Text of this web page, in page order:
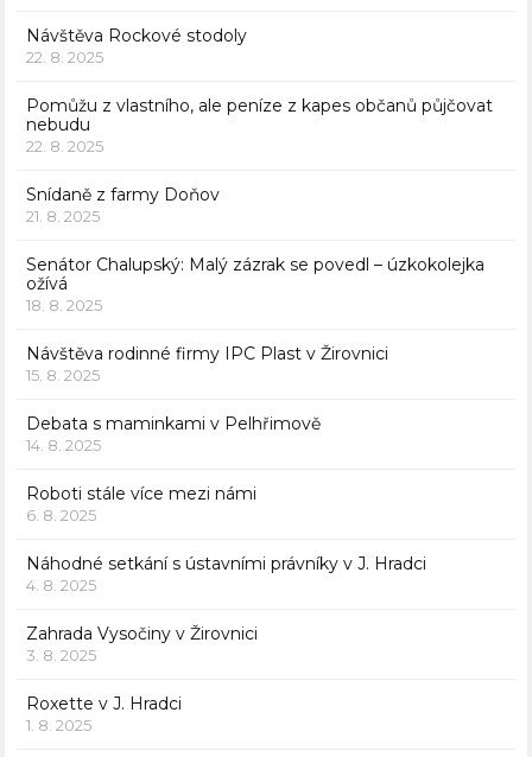
Návštěva Rockové stodoly
22. 8. 2025
Pomůžu z vlastního, ale peníze z kapes občanů půjčovat
nebudu
22. 8. 2025
Snídaně z farmy Doňov
21. 8. 2025
Senátor Chalupský: Malý zázrak se povedl – úzkokolejka
ožívá
18. 8. 2025
Návštěva rodinné firmy IPC Plast v Žirovnici
15. 8. 2025
Debata s maminkami v Pelhřimově
14. 8. 2025
Roboti stále více mezi námi
6. 8. 2025
Náhodné setkání s ústavními právníky v J. Hradci
4. 8. 2025
Zahrada Vysočiny v Žirovnici
3. 8. 2025
Roxette v J. Hradci
1. 8. 2025